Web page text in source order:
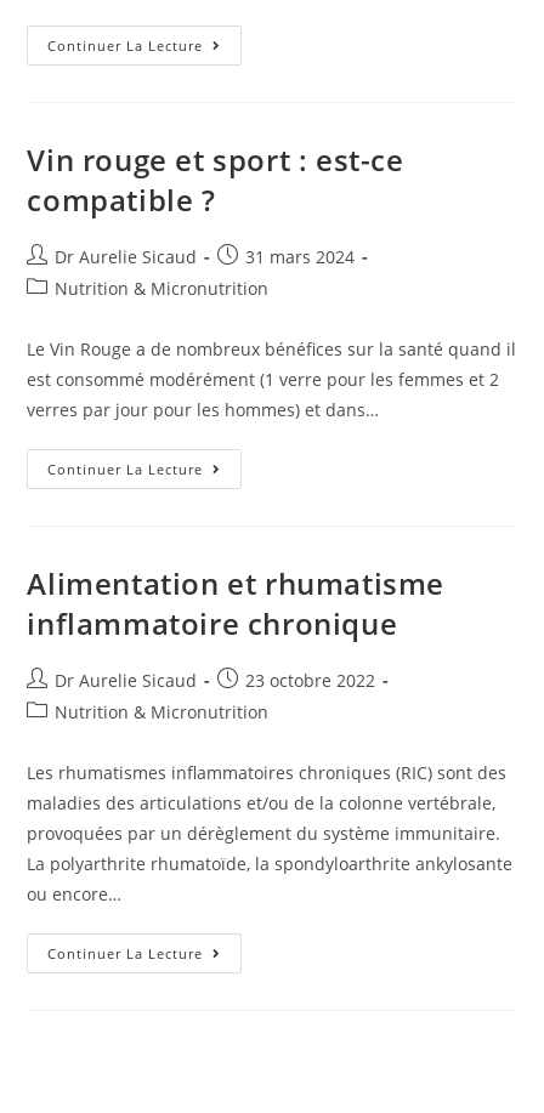
Continuer La Lecture
Vin rouge et sport : est-ce
compatible ?
Dr Aurelie Sicaud
31 mars 2024
Nutrition & Micronutrition
Le Vin Rouge a de nombreux bénéfices sur la santé quand il
est consommé modérément (1 verre pour les femmes et 2
verres par jour pour les hommes) et dans…
Continuer La Lecture
Alimentation et rhumatisme
inflammatoire chronique
Dr Aurelie Sicaud
23 octobre 2022
Nutrition & Micronutrition
Les rhumatismes inflammatoires chroniques (RIC) sont des
maladies des articulations et/ou de la colonne vertébrale,
provoquées par un dérèglement du système immunitaire.
La polyarthrite rhumatoïde, la spondyloarthrite ankylosante
ou encore…
Continuer La Lecture